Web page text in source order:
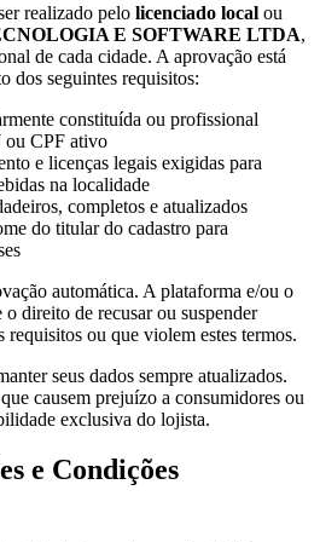
realizado pelo licenciado local ou
E SOFTWARE LTDA,
de cada cidade. A aprovação está
dos seguintes requisitos:
constituída ou profissional
ou CPF ativo
e licenças legais exigidas para
na localidade
completos e atualizados
do titular do cadastro para
automática. A plataforma e/ou o
direito de recusar ou suspender
requisitos ou que violem estes termos.
seus dados sempre atualizados.
causem prejuízo a consumidores ou
exclusiva do lojista.
e Condições